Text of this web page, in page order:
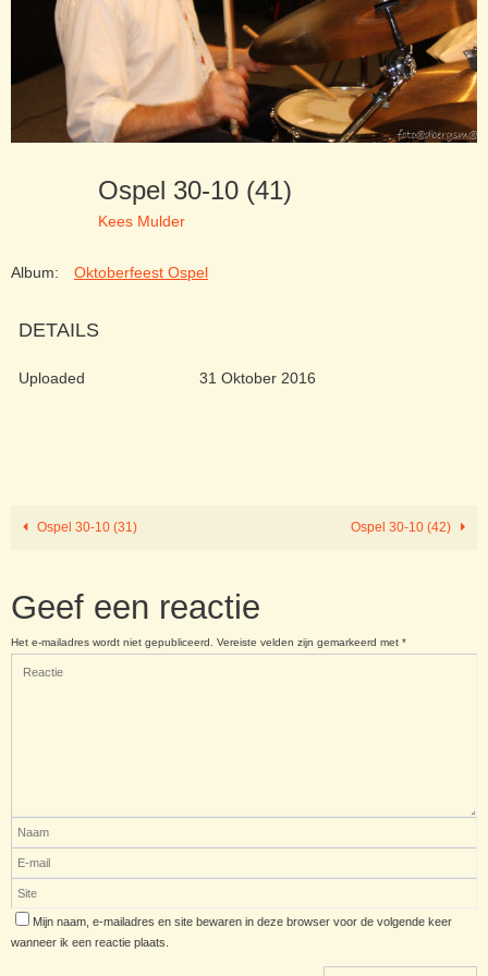
Ospel 30-10 (41)
Kees Mulder
Album: Oktoberfeest Ospel
DETAILS
Uploaded 31 Oktober 2016
Ospel 30-10 (31) Ospel 30-10 (42)
Geef een reactie
Het e-mailadres wordt niet gepubliceerd. Vereiste velden zijn gemarkeerd met *
Mijn naam, e-mailadres en site bewaren in deze browser voor de volgende keer
wanneer ik een reactie plaats.